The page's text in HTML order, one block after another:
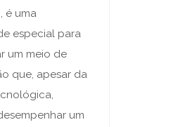
é uma
especial para
um meio de
que, apesar da
um